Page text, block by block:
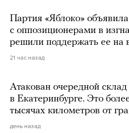
Партия «Яблоко»
с оппозиционерами в
решили поддержать ее на
21 час назад
Атакован очередной
в Екатеринбурге. Это
тысячах километров от
день назад